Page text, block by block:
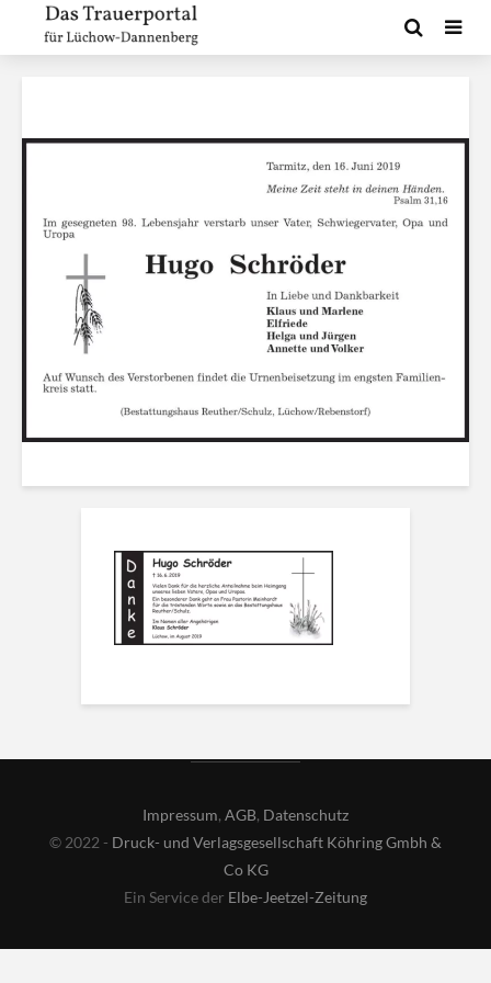
Impressum, AGB, Datenschutz
© 2022 - Druck- und Verlagsgesellschaft Köhring Gmbh &
Co KG
Ein Service der Elbe-Jeetzel-Zeitung